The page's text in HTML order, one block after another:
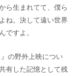
ら生まれてて、僕ら
ね。決して遠い世界
ですよ。
の野外上映につい
有した記憶として残